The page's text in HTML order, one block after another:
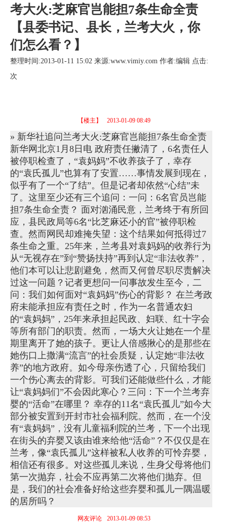
考大火:芝麻官岂能担7条生命全责
【县委书记、县长，兰考大火，你
们怎么看？】
整理时间:2013-01-11 15:02 来源:www.vimiy.com 作者:编辑 点击:
次
【楼主】 2013-01-09 08:49
» 新华社追问兰考大火:芝麻官岂能担7条生命全责
新华网北京1月8日电 政府责任撇清了，6名责任人
被停职检查了，“袁妈妈”不收养孩子了，幸存
的“袁氏孤儿”也算有了安置……事情发展到现在，
似乎有了一个“了结”。但是记者却依然“心结”未
了。这里至少还有三个追问：一问：6名官员岂能
担7条生命全责？ 面对汹涌民意，兰考终于有所回
应，县民政局等6名“比芝麻还小的官”被停职检
查。然而网民却难掩失望：这个结果如何抵得过7
条生命之重。25年来，兰考县对袁妈妈的收养行为
从“无视存在”到“赞扬扶持”再到认定“非法收养”，
他们本可以让悲剧避免，然而又何曾尽职尽责解决
过这一问题？记者更想问一问事故发生至今，二
问：我们如何面对“袁妈妈”伤心的背影？ 在兰考政
府未能承担应有责任之时，作为一名普通农妇
的“袁妈妈”，25年来承担起民政、妇联、红十字会
等所有部门的职责。然而，一场大火让她在一个星
期里离开了她的孩子。更让人倍感揪心的是那些在
她伤口上撒满“流言”的社会质疑，认定她“非法收
养”的地方政府。如今母亲伤透了心，只留给我们
一个伤心离去的背影。可我们还能做些什么，才能
让“袁妈妈们”不会因此寒心？三问：下一个兰考弃
婴的“活命”在哪里？ 幸存的11名“袁氏孤儿”如今大
部分被安置到开封市社会福利院。然而，在一个没
有“袁妈妈”，没有儿童福利院的兰考，下一个出现
在街头的弃婴又该由谁来给他“活命”？不仅仅是在
兰考，像“袁氏孤儿”这样被私人收养的可怜弃婴，
相信还有很多。对这些孤儿来说，生身父母将他们
第一次抛弃，社会不应再第二次将他们抛弃。但
是，我们的社会准备好给这些弃婴和孤儿一隅温暖
的居所吗？
网友评论 2013-01-09 08:53